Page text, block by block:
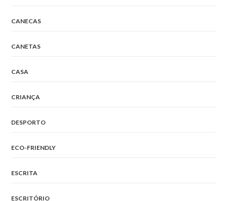
CANECAS
CANETAS
CASA
CRIANÇA
DESPORTO
ECO-FRIENDLY
ESCRITA
ESCRITÓRIO